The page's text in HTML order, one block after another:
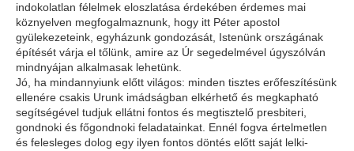
indokolatlan félelmek eloszlatása érdekében érdemes mai
köznyelven megfogalmaznunk, hogy itt Péter apostol
gyülekezeteink, egyházunk gondozását, Istenünk országának
építését várja el tőlünk, amire az Úr segedelmével úgyszólván
mindnyájan alkalmasak lehetünk.
Jó, ha mindannyiunk előtt világos: minden tisztes erőfeszítésünk
ellenére csakis Urunk imádságban elkérhető és megkapható
segítségével tudjuk ellátni fontos és megtisztelő presbiteri,
gondnoki és főgondnoki feladatainkat. Ennél fogva értelmetlen
és felesleges dolog egy ilyen fontos döntés előtt saját lelki-